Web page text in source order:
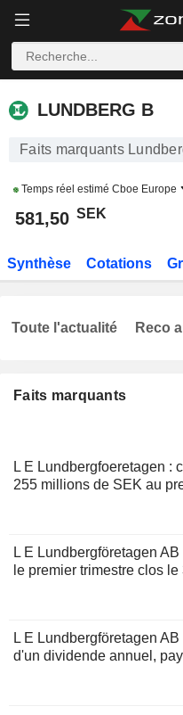
LUNDBERG B
LUNDBERG B
Faits marquants
Temps réel estimé Cboe Europe
581,50 SEK
Synthèse Cotations
Faits marquants
L E Lundbergfoeretagen :
255 millions de SEK au
L E Lundbergföretagen
le premier trimestre clos
L E Lundbergföretagen
d'un dividende annuel,
Toute l'actualité Reco